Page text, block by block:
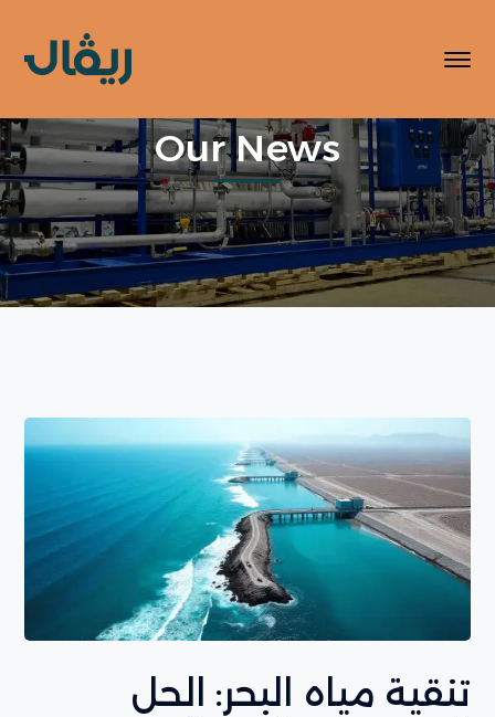
Our News
تنقية مياه البحر: الحل